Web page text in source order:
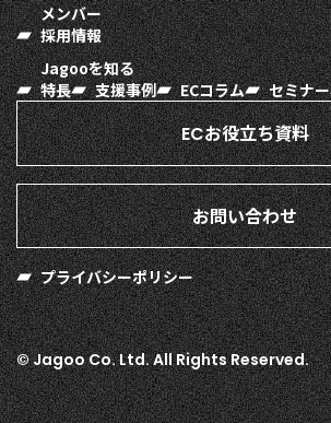
メンバー
採用情報
Jagooを知る
特長
支援事例 ECコラム セミナー
ECお役立ち資料
お問い合わせ
プライバシーポリシー
© Jagoo Co. Ltd. All Rights Reserved.